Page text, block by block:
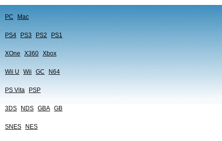
PC Mac
PS4 PS3 PS2 PS1
XOne X360 Xbox
Wii U Wii GC N64
PS Vita PSP
3DS NDS GBA GB
SNES NES